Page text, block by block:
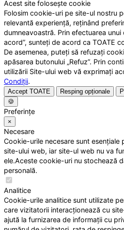
Acest site folosește cookie
Folosim cookie-uri pe site-ul nostru
relevantă experiență, reținând
dumneavoastră. Prin efectuarea
acord”, sunteți de acord ca TOATE
De asemenea, puteți să refuzați
apăsarea butonului „Refuz”. Prin
utilizării Site-ului web vă exprimați
Condiții.
Accept TOATE Resping opționale
🍪
Preferințe
×
Necesare
Cookie-urile necesare sunt esențiale
site-ului web, iar site-ul web nu va
ele.Aceste cookie-uri nu stochează
personală.
Analitice
Cookie-urile analitice sunt utilizate
care vizitatorii interacționează cu
ajută la furnizarea de informații cu